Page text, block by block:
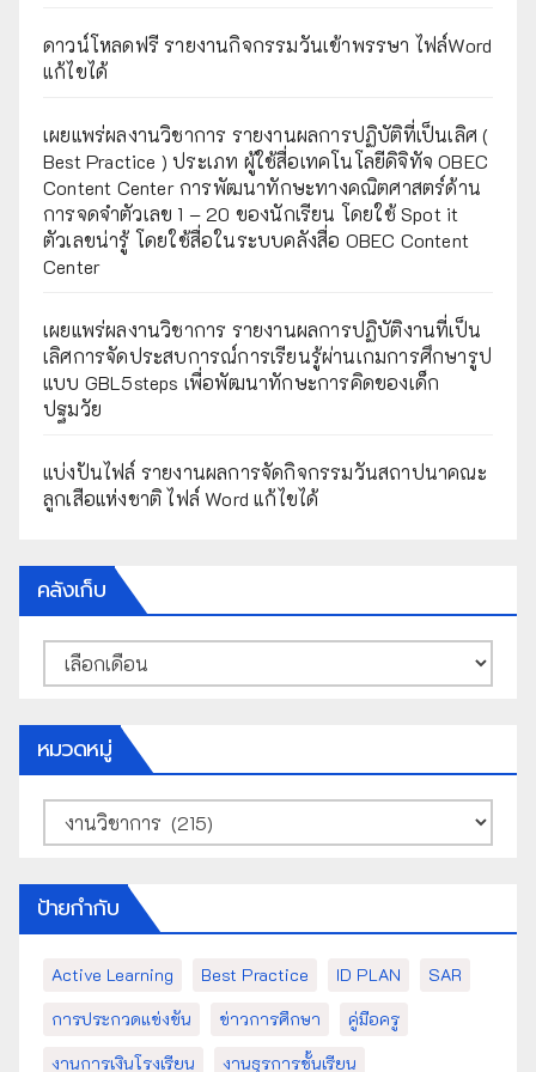
ดาวน์โหลดฟรี รายงานกิจกรรมวันเข้าพรรษา ไฟล์Word
แก้ไขได้
เผยแพร่ผลงานวิชาการ รายงานผลการปฏิบัติที่เป็นเลิศ (
Best Practice ) ประเภท ผู้ใช้สื่อเทคโนโลยีดิจิทัจ OBEC
Content Center การพัฒนาทักษะทางคณิตศาสตร์ด้าน
การจดจำตัวเลข 1 – 20 ของนักเรียน โดยใช้ Spot it
ตัวเลขน่ารู้ โดยใช้สื่อในระบบคลังสื่อ OBEC Content
Center
เผยแพร่ผลงานวิชาการ รายงานผลการปฏิบัติงานที่เป็น
เลิศการจัดประสบการณ์การเรียนรู้ผ่านเกมการศึกษารูป
แบบ GBL5steps เพื่อพัฒนาทักษะการคิดของเด็ก
ปฐมวัย
แบ่งปันไฟล์ รายงานผลการจัดกิจกรรมวันสถาปนาคณะ
ลูกเสือแห่งชาติ ไฟล์ Word แก้ไขได้
คลังเก็บ
คลัง
เก็บ
หมวดหมู่
หมวด
หมู่
ป้ายกำกับ
Active Learning Best Practice ID PLAN
SAR
การประกวดแข่งขัน
ข่าวการศึกษา
คู่มือครู
งานการเงินโรงเรียน
งานธุรการชั้นเรียน